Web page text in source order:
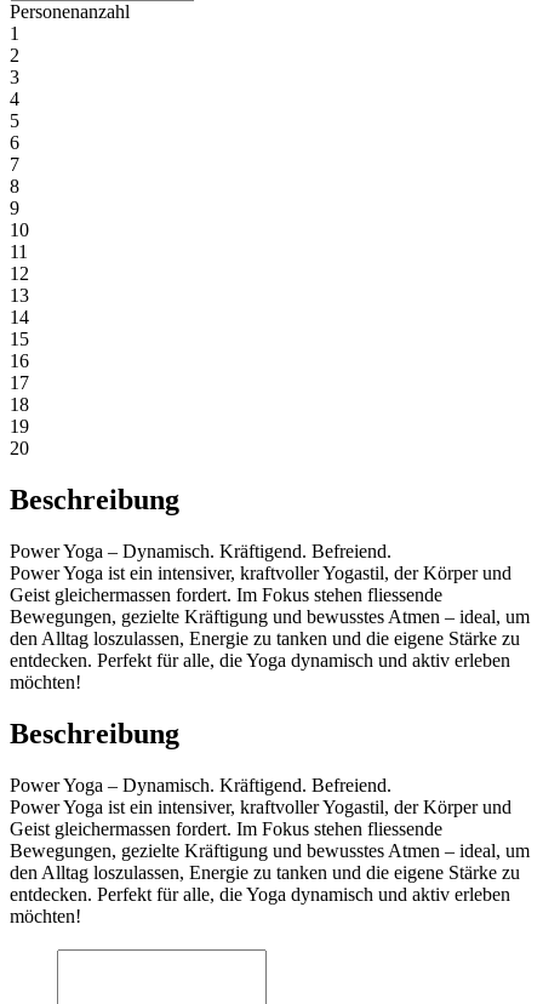
Personenanzahl
1
2
3
4
5
6
7
8
9
10
11
12
13
14
15
16
17
18
19
20
Beschreibung
Power Yoga – Dynamisch. Kräftigend. Befreiend.
Power Yoga ist ein intensiver, kraftvoller Yogastil, der Körper und
Geist gleichermassen fordert. Im Fokus stehen fliessende
Bewegungen, gezielte Kräftigung und bewusstes Atmen – ideal, um
den Alltag loszulassen, Energie zu tanken und die eigene Stärke zu
entdecken. Perfekt für alle, die Yoga dynamisch und aktiv erleben
möchten!
Beschreibung
Power Yoga – Dynamisch. Kräftigend. Befreiend.
Power Yoga ist ein intensiver, kraftvoller Yogastil, der Körper und
Geist gleichermassen fordert. Im Fokus stehen fliessende
Bewegungen, gezielte Kräftigung und bewusstes Atmen – ideal, um
den Alltag loszulassen, Energie zu tanken und die eigene Stärke zu
entdecken. Perfekt für alle, die Yoga dynamisch und aktiv erleben
möchten!